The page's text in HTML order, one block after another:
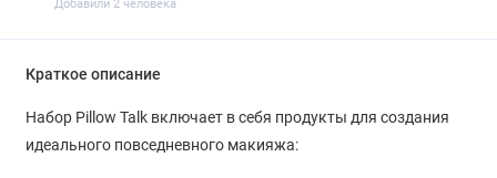
Добавили 2 человека
Краткое описание
Набор Pillow Talk включает в себя продукты для создания
идеального повседневного макияжа: